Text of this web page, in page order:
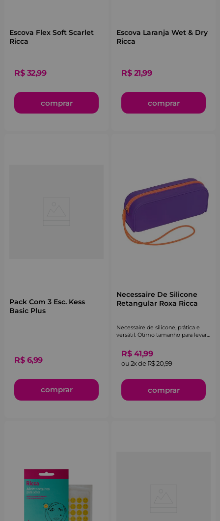
Escova Flex Soft Scarlet
Ricca
R$ 32,99
comprar
Escova Laranja Wet & Dry
Ricca
R$ 21,99
comprar
Pack Com 3 Esc. Kess
Basic Plus
R$ 6,99
comprar
Necessaire De Silicone
Retangular Roxa Ricca
Necessaire de silicone, prática e
versátil. Ótimo tamanho para levar
R$ 41,99
ou2x deR$20,99
comprar